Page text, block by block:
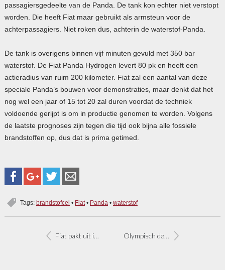
passagiersgedeelte van de Panda. De tank kon echter niet verstopt
worden. Die heeft Fiat maar gebruikt als armsteun voor de
achterpassagiers. Niet roken dus, achterin de waterstof-Panda.
De tank is overigens binnen vijf minuten gevuld met 350 bar
waterstof. De Fiat Panda Hydrogen levert 80 pk en heeft een
actieradius van ruim 200 kilometer. Fiat zal een aantal van deze
speciale Panda’s bouwen voor demonstraties, maar denkt dat het
nog wel een jaar of 15 tot 20 zal duren voordat de techniek
voldoende gerijpt is om in productie genomen te worden. Volgens
de laatste prognoses zijn tegen die tijd ook bijna alle fossiele
brandstoffen op, dus dat is prima getimed.
Tags: brandstofcel • Fiat• Panda • waterstof
Fiat pakt uit in Genève Olympisch debuut Fiat Sedici